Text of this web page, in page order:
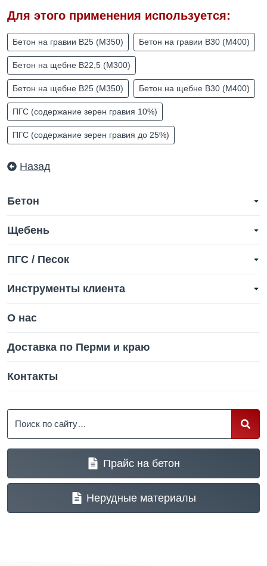
Бетон
Щебень
ПГС / Песок
Инструменты клиента
О нас
Доставка по Перми и краю
Контакты
Прайс на бетон
Нерудные материалы
Для этого применения используется:
Бетон на гравии B25 (М350) Бетон на гравии B30 (М400)
Бетон на щебне B22,5 (М300)
Бетон на щебне B25 (М350) Бетон на щебне B30 (М400)
ПГС (содержание зерен гравия 10%)
ПГС (содержание зерен гравия до 25%)
Назад